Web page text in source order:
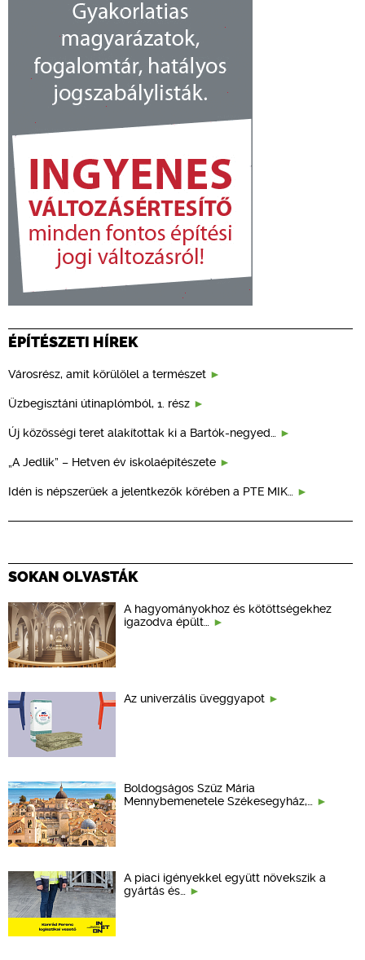
ÉPÍTÉSZETI HÍREK
Városrész, amit körülölel a természet
Üzbegisztáni útinaplómból, 1. rész
Új közösségi teret alakítottak ki a Bartók-negyed…
„A Jedlik” – Hetven év iskolaépítészete
Idén is népszerűek a jelentkezők körében a PTE MIK…
SOKAN OLVASTÁK
A hagyományokhoz és kötöttségekhez
igazodva épült…
Az univerzális üveggyapot
Boldogságos Szűz Mária
Mennybemenetele Székesegyház,…
A piaci igényekkel együtt növekszik a
gyártás és…